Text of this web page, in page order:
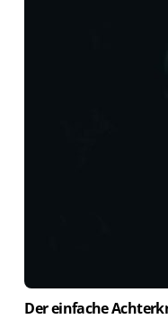
Der einfache